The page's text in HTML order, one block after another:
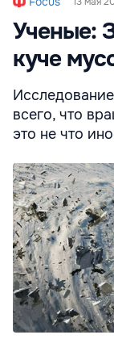
Ученые:
куче
всего, что
это не что